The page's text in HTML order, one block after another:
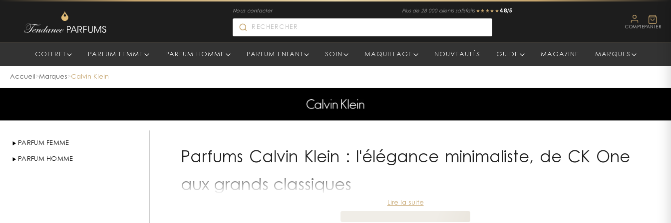
Nous contacter Plus de 28 000 clients satisfaits ★★★★★ 4.8/5
COMPTE PANIER
COFFRET PARFUM FEMME PARFUM HOMME PARFUM ENFANT SOIN MAQUILLAGE NOUVEAUTÉS GUIDE MAGAZINE MARQUES
Parfums Calvin Klein
Accueil >Marques>Calvin Klein
PARFUM FEMME
PARFUM HOMME
Parfums Calvin Klein : l'élégance minimaliste, de CK One
aux grands classiques
Fondée à New York en 1968, la maison Calvin Klein a imposé un style devenu sa signature : pur, sobre, moderne. Ses parfums
Lire la suite